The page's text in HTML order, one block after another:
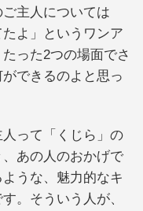
主人については
たよ」というワンア
った2つの場面でさ
できるのよと思っ
って「くじら」の
あの人のおかげで
うな、魅力的なキ
。そういう人が、